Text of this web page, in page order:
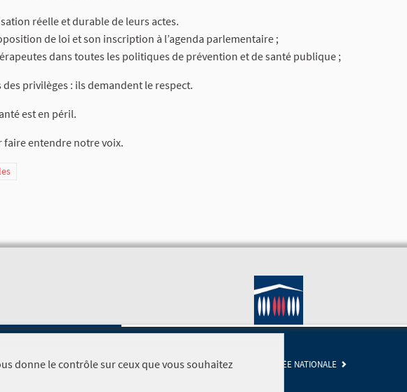
réelle et durable de leurs actes.
de loi et son inscription à l’agenda parlementaire ;
dans toutes les politiques de prévention et de santé publique ;
privilèges : ils demandent le respect.
est en péril.
entendre notre voix.
SITE DE L'ASSEMBLÉE NATIONALE
donne le contrôle sur ceux que vous souhaitez